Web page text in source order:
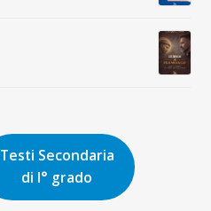
Testi Secondaria
di I° grado